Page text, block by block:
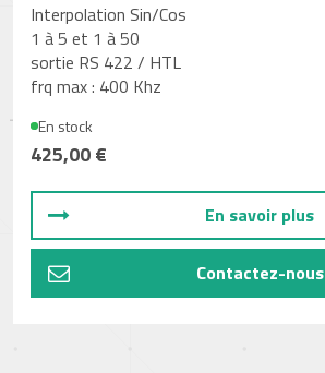
Interpolation Sin/Cos
1 à 5 et 1 à 50
sortie RS 422 / HTL
frq max : 400 Khz
En stock
425,00 €
En savoir plus
Contactez-nous